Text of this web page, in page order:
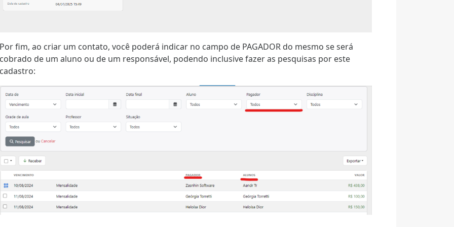
Por fim, ao criar um contato, você poderá indicar no campo de PAGADOR do mesmo se será
cobrado de um aluno ou de um responsável, podendo inclusive fazer as pesquisas por este
cadastro: